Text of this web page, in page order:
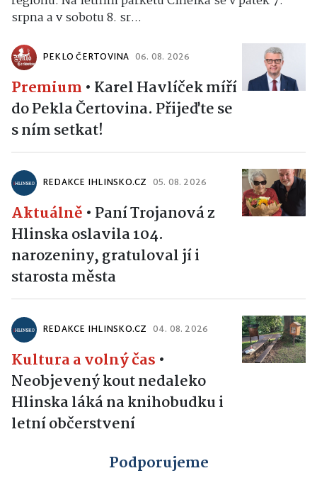
srpna a v sobotu 8. sr...
PEKLO ČERTOVINA 06. 08. 2026
Premium • Karel Havlíček míří
do Pekla Čertovina. Přijeďte se
s ním setkat!
REDAKCE IHLINSKO.CZ 05. 08. 2026
Aktuálně • Paní Trojanová z
Hlinska oslavila 104.
narozeniny, gratuloval jí i
starosta města
REDAKCE IHLINSKO.CZ 04. 08. 2026
Kultura a volný čas •
Neobjevený kout nedaleko
Hlinska láká na knihobudku i
letní občerstvení
Podporujeme